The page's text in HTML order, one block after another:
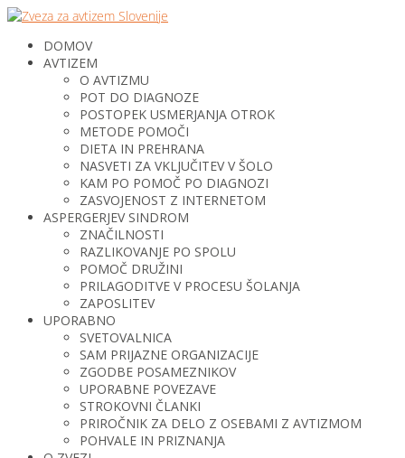
DOMOV
AVTIZEM
O AVTIZMU
POT DO DIAGNOZE
POSTOPEK USMERJANJA OTROK
METODE POMOČI
DIETA IN PREHRANA
NASVETI ZA VKLJUČITEV V ŠOLO
KAM PO POMOČ PO DIAGNOZI
ZASVOJENOST Z INTERNETOM
ASPERGERJEV SINDROM
ZNAČILNOSTI
RAZLIKOVANJE PO SPOLU
POMOČ DRUŽINI
PRILAGODITVE V PROCESU ŠOLANJA
ZAPOSLITEV
UPORABNO
SVETOVALNICA
SAM PRIJAZNE ORGANIZACIJE
ZGODBE POSAMEZNIKOV
UPORABNE POVEZAVE
STROKOVNI ČLANKI
PRIROČNIK ZA DELO Z OSEBAMI Z AVTIZMOM
POHVALE IN PRIZNANJA